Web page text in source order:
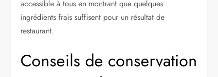
accessible à tous en montrant que quelques
ingrédients frais suffisent pour un résultat de
restaurant.
Conseils de conservation